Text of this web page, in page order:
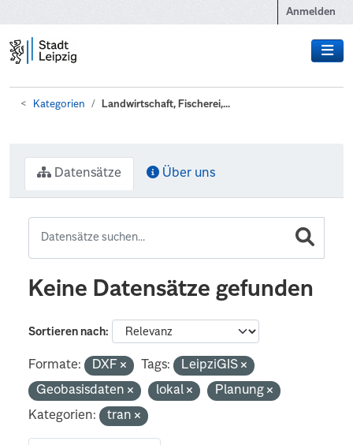
Anmelden
Kategorien Landwirtschaft, Fischerei,...
Datensätze Über uns
Keine Datensätze gefunden
Sortieren nach
Formate: DXF Tags:
LeipziGIS
Geobasisdaten
lokal
Planung
Kategorien:
tran